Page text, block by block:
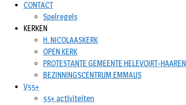
CONTACT
Spelregels
KERKEN
H. NICOLAASKERK
OPEN KERK
PROTESTANTE GEMEENTE HELEVOIRT-HAAREN
BEZINNINGSCENTRUM EMMAUS
V55+
55+ activiteiten